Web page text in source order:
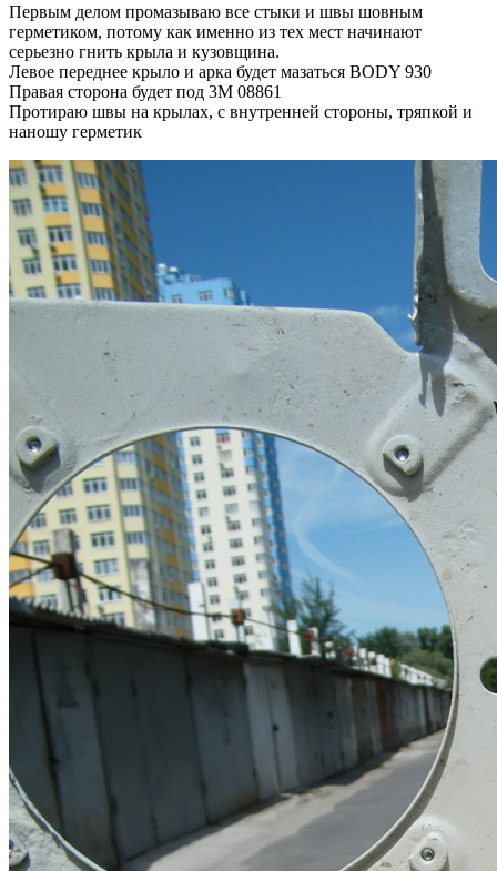
Первым делом промазываю все стыки и швы шовным
герметиком, потому как именно из тех мест начинают
серьезно гнить крыла и кузовщина.
Левое переднее крыло и арка будет мазаться BODY 930
Правая сторона будет под 3M 08861
Протираю швы на крылах, с внутренней стороны, тряпкой и
наношу герметик